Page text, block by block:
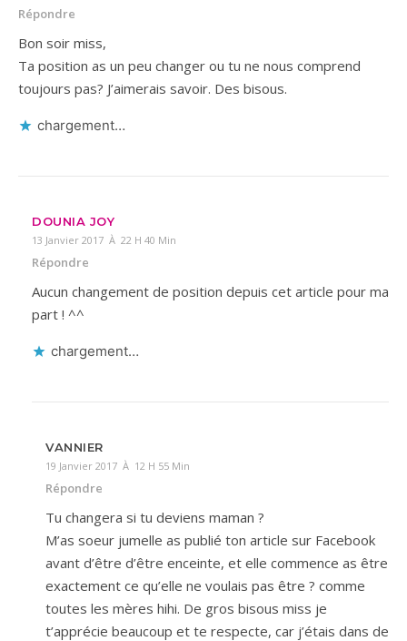
Répondre
Bon soir miss,
Ta position as un peu changer ou tu ne nous comprend
toujours pas? J’aimerais savoir. Des bisous.
chargement…
DOUNIA JOY
13 Janvier 2017 À 22 H 40 Min
Répondre
Aucun changement de position depuis cet article pour ma
part ! ^^
chargement…
VANNIER
19 Janvier 2017 À 12 H 55 Min
Répondre
Tu changera si tu deviens maman ?
M’as soeur jumelle as publié ton article sur Facebook
avant d’être d’être enceinte, et elle commence as être
exactement ce qu’elle ne voulais pas être ? comme
toutes les mères hihi. De gros bisous miss je
t’apprécie beaucoup et te respecte, car j’étais dans de